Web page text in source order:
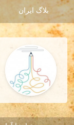
بلاگ ایران